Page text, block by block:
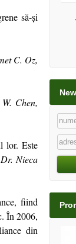
să-și
C. Oz,
Chen,
lor. Este
Nieca
fiind
În 2006,
din